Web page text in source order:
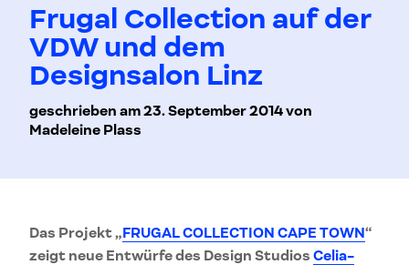
Frugal Collection auf der
VDW und dem
Designsalon Linz
geschrieben am 23. September 2014 von
Madeleine Plass
Das Projekt „FRUGAL COLLECTION CAPE TOWN“
zeigt neue Entwürfe des Design Studios Celia-